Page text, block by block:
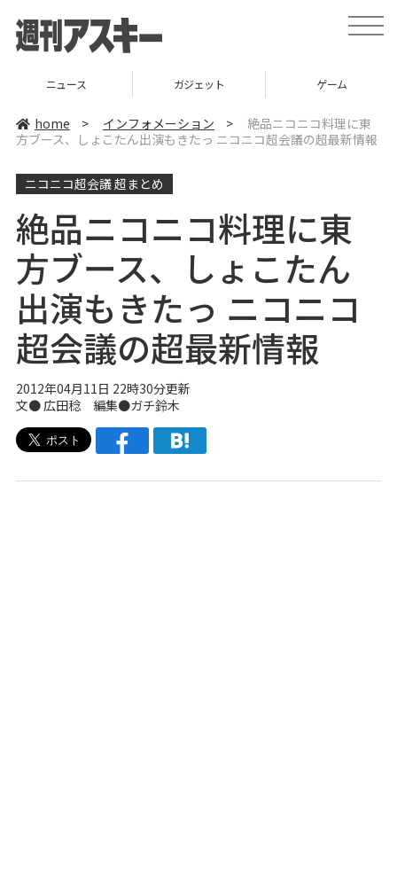
t
o
a
v
i
ガジェット ゲーム グルメ
home > インフォメーション >
絶品ニコニコ料理に東
方ブース、しょこたん出演もきたっ ニコニコ超会議の超最新情報
ニコニコ超会議 超まとめ
絶品ニコニコ料理に東
方ブース、しょこたん
出演もきたっ ニコニコ
超会議の超最新情報
2012年04月11日 22時30分更新
文●広田稔編集●ガチ鈴木